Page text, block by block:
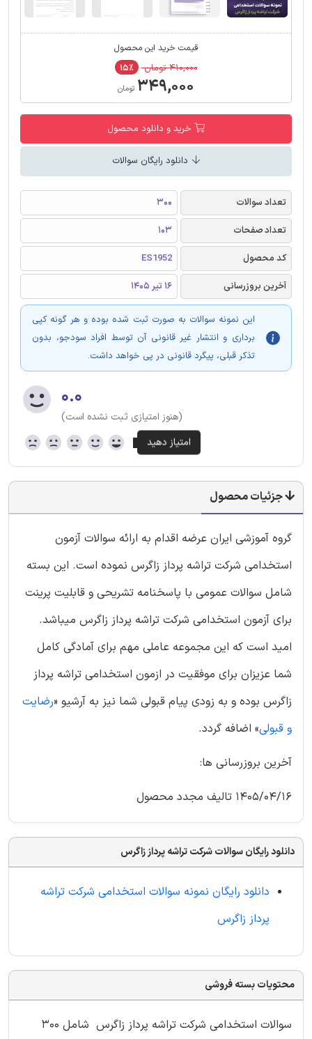
قیمت خرید این محصول
۴۱۰,۰۰۰ تومان ۱۵٪
۳۴۹,۰۰۰ تومان
خرید و دانلود محصول
دانلود رایگان سوالات
تعداد سوالات
300
تعداد صفحات
103
کد محصول
ES1952
آخرین بروزرسانی
16 تیر 1405
این نمونه سوالات به صورت ثبت شده بوده و هر گونه کپی
برداری و انتشار غیر قانونی آن توسط افراد سودجو، بدون
تذکر قبلی، پیگرد قانونی در پی خواهد داشت.
۰.۰
(هنوز امتیازی ثبت نشده است)
جزئیات محصول
گروه آموزشی ایران عرضه اقدام به ارائه سوالات آزمون
استخدامی شرکت تراشه پرداز زاگرس نموده است. این بسته
شامل سوالات عمومی با پاسخنامه تشریحی و قابلیت پرینت
برای آزمون استخدامی شرکت تراشه پرداز زاگرس میباشد.
امید است که این مجموعه عاملی مهم برای آمادگی کامل
شما عزیزان برای موفقیت در ازمون استخدامی تراشه پرداز
زاگرس بوده و به زودی پیام قبولی شما نیز به آرشیو «رضایت
و قبولی» اضافه گردد.
آخرین بروزرسانی ها:
1405/04/16 تالیف مجدد محصول
دانلود رایگان سوالات شرکت تراشه پرداز زاگرس
دانلود رایگان نمونه سوالات استخدامی شرکت تراشه
پرداز زاگرس
محتویات بسته فروشی
سوالات استخدامی شرکت تراشه پرداز زاگرس شامل 300